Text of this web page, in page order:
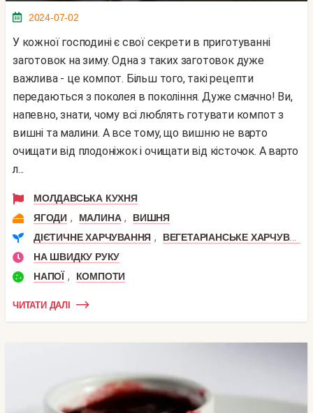
2024-07-02
У кожної господині є свої секрети в приготуванні
заготовок на зиму. Одна з таких заготовок дуже
важлива - це компот. Більш того, такі рецепти
передаються з поколея в покоління. Дуже смачно! Ви,
напевно, знати, чому всі люблять готувати компот з
вишні та малини. А все тому, що вишню не варто
очищати від плодоніжок і очищати від кісточок. А варто
л...
МОЛДАВСЬКА КУХНЯ
ЯГОДИ , МАЛИНА ,
ВИШНЯ
ДІЄТИЧНЕ ХАРЧУВАННЯ ,
ВЕГЕТАРІАНСЬКЕ ХАРЧУВАННЯ
НА ШВИДКУ РУКУ
НАПОЇ , КОМПОТИ
ЧИТАТИ ДАЛІ